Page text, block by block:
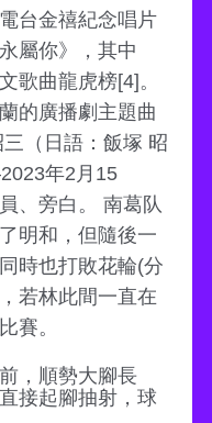
台金禧紀念唱片
屬你》，其中
歌曲龍虎榜[4]。
的廣播劇主題曲
三（日語：飯塚 昭
年2月15
、旁白。 南葛队
明和，但隨後一
時也打敗花輪(分
若林此間一直在
賽。
，順勢大腳長
接起腳抽射，球